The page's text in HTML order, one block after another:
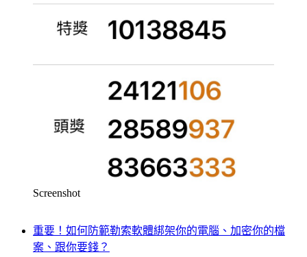
Screenshot
重要！如何防範勒索軟體綁架你的電腦、加密你的檔
案、跟你要錢？